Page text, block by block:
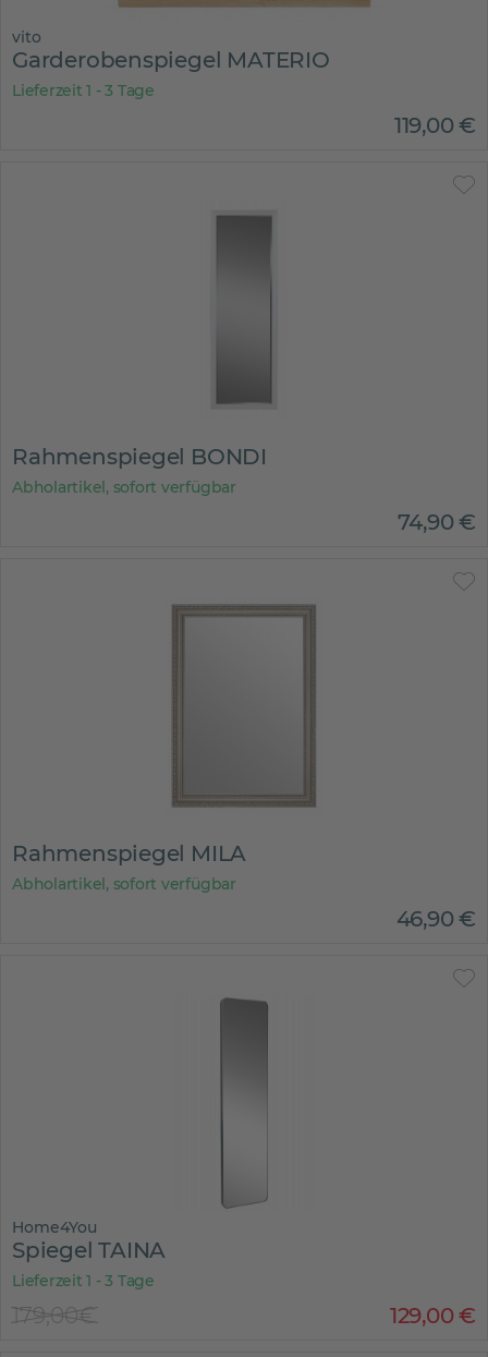
vito
Garderobenspiegel MATERIO
Lieferzeit 1 - 3 Tage
119,00€
Rahmenspiegel BONDI
Abholartikel, sofort verfügbar
74,90€
Rahmenspiegel MILA
Abholartikel, sofort verfügbar
46,90€
Home4You
Spiegel TAINA
Lieferzeit 1 - 3 Tage
129,00€
179,00€